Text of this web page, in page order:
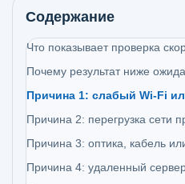
Содержание
Что показывает проверка
Почему результат ниже
Причина 1: слабый Wi-Fi
Причина 2: перегрузка сети
Причина 3: оптика, кабель
Причина 4: удаленный